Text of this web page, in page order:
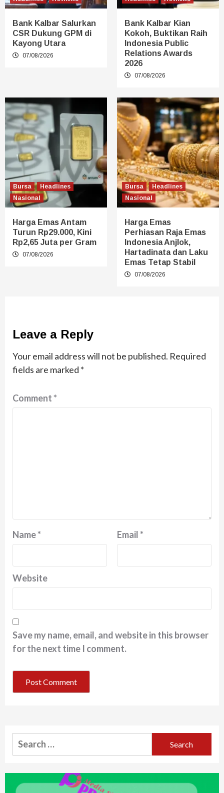
Bank Kalbar Salurkan
CSR Dukung GPM di
Kayong Utara
07/08/2026
Bank Kalbar Kian
Kokoh, Buktikan Raih
Indonesia Public
Relations Awards
2026
07/08/2026
Bursa
Headlines
Nasional
Harga Emas Antam
Turun Rp29.000, Kini
Rp2,65 Juta per Gram
07/08/2026
Bursa
Headlines
Nasional
Harga Emas
Perhiasan Raja Emas
Indonesia Anjlok,
Hartadinata dan Laku
Emas Tetap Stabil
07/08/2026
Leave a Reply
Your email address will not be published. Required
fields are marked *
Comment*
Name* Email*
Website
Save my name, email, and website in this browser
for the next time I comment.